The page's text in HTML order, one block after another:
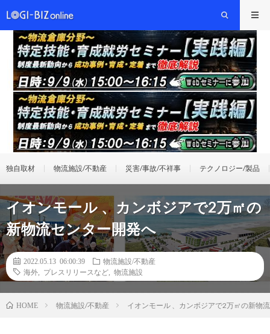
独自取材 物流施設/不動産 災害/事故/不祥事 テクノロジー/製品
イオンモール 、カンボジアで2万㎡の
新物流センター開発へ
2022.05.13 06:00:39
物流施設/不動産
海外
プレスリリースなど 物流施設
HOME 物流施設/不動産 イオンモール 、カンボジアで2万㎡の新物